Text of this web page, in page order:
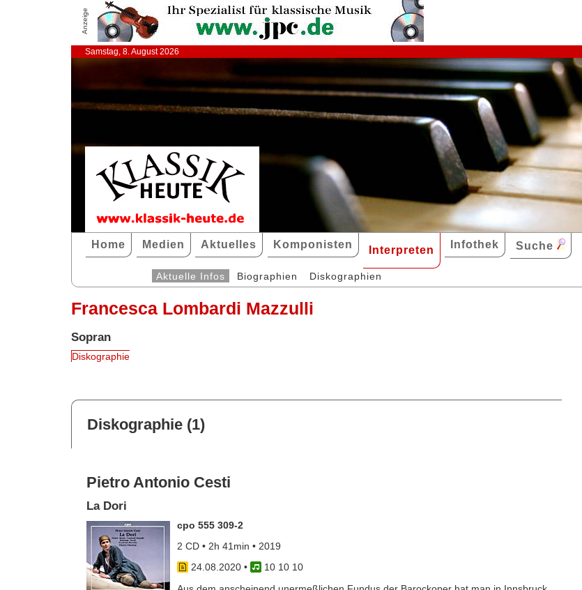
Anzeige
Samstag, 8. August 2026
Home Medien Aktuelles Komponisten Interpreten Infothek Suche
Aktuelle Infos Biographien Diskographien
Francesca Lombardi Mazzulli
Sopran
Diskographie
Diskographie (1)
Pietro Antonio Cesti
La Dori
cpo 555 309-2
2 CD • 2h 41min • 2019
24.08.2020•
10 10 10